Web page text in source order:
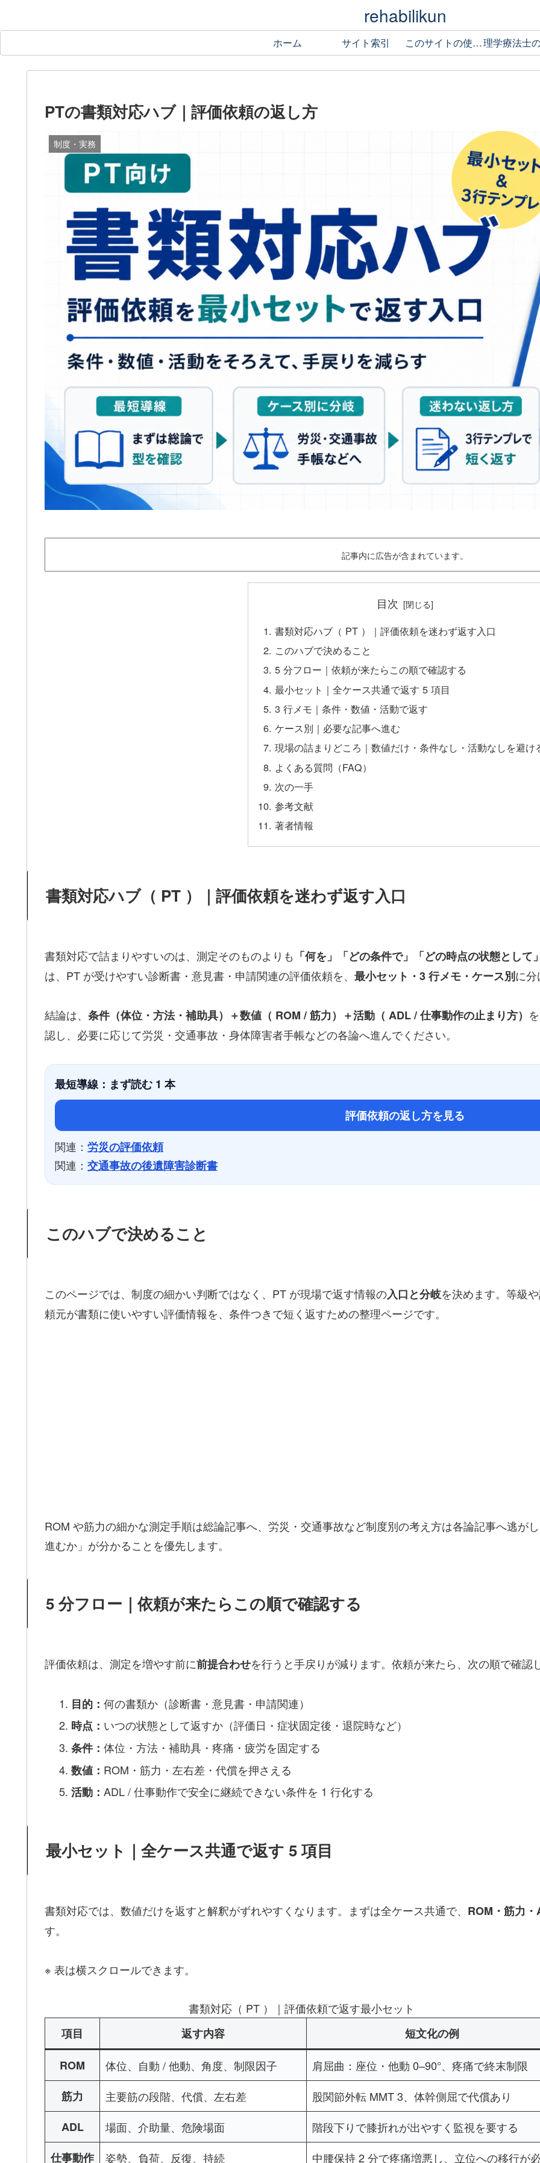
rehabilikun
ホーム サイト索引 このサイトの使い方
PTの書類対応ハブ｜評価依頼の返し方
制度・実務
記事内に広告が含まれています。
目次
書類対応ハブ（ PT ）｜評価依頼を迷わず返す入口
このハブで決めること
5 分フロー｜依頼が来たらこの順で確認する
最小セット｜全ケース共通で返す 5 項目
3 行メモ｜条件・数値・活動で返す
ケース別｜必要な記事へ進む
現場の詰まりどころ｜数値だけ・条件なし・活動なしを避け
よくある質問（FAQ）
次の一手
参考文献
著者情報
書類対応ハブ（ PT ）｜評価依頼を迷わず返す入口
書類対応で詰まりやすいのは、測定そのものよりも 「何を」「どの条件で」「どの時点の状態として
は、PT が受けやすい診断書・意見書・申請関連の評価依頼を、 最小セット・3 行メモ・ケース別に
結論は、 条件（体位・方法・補助具）＋数値（ ROM / 筋力）＋活動（ ADL / 仕事動作の止まり方）
認し、必要に応じて労災・交通事故・身体障害者手帳などの各論へ進んでください。
最短導線：まず読む 1 本
評価依頼の返し方を見る
関連： 労災の評価依頼
関連： 交通事故の後遺障害診断書
このハブで決めること
このページでは、制度の細かい判断ではなく、PT が現場で返す情報の入口と分岐を決めます。等級
頼元が書類に使いやすい評価情報を、条件つきで短く返すための整理ページです。
ROM や筋力の細かな測定手順は総論記事へ、労災・交通事故など制度別の考え方は各論記事へ逃が
進むか」が分かることを優先します。
5 分フロー｜依頼が来たらこの順で確認する
評価依頼は、測定を増やす前に前提合わせを行うと手戻りが減ります。依頼が来たら、次の順で確認
目的： 何の書類か（診断書・意見書・申請関連）
時点： いつの状態として返すか（評価日・症状固定後・退院時など）
条件： 体位・方法・補助具・疼痛・疲労を固定する
数値： ROM・筋力・左右差・代償を押さえる
活動： ADL / 仕事動作で安全に継続できない条件を 1 行化する
最小セット｜全ケース共通で返す 5 項目
書類対応では、数値だけを返すと解釈がずれやすくなります。まずは全ケース共通で、 ROM・筋力
す。
※ 表は横スクロールできます。
書類対応（ PT ）｜評価依頼で返す最小セット
項目
返す内容 短文化の例
ROM 体位、自動 / 他動、角度、制限因子
肩屈曲：座位・他動 0–90°、疼痛で終末制限
筋力
主要筋の段階、代償、左右差
股関節外転 MMT 3、体幹側屈で代償あり
ADL
場面、介助量、危険場面
階段下りで膝折れが出やすく監視を要する
仕事動作
姿勢、負荷、反復、持続 中腰保持 2 分で疼痛増悪し、立位への移行が